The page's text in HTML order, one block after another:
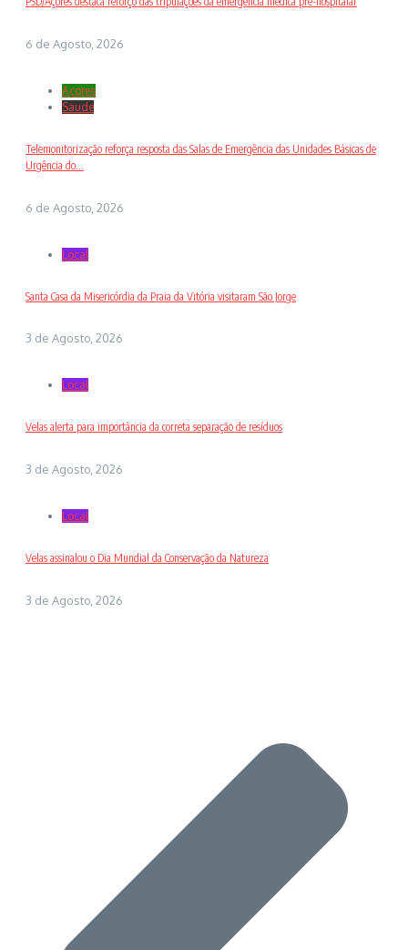
6 de Agosto, 2026
Açores
Saude
Telemonitorização reforça resposta das Salas de Emergência das Unidades Básicas de
Urgência do...
6 de Agosto, 2026
Local
Santa Casa da Misericórdia da Praia da Vitória visitaram São Jorge
3 de Agosto, 2026
Local
Velas alerta para importância da correta separação de resíduos
3 de Agosto, 2026
Local
Velas assinalou o Dia Mundial da Conservação da Natureza
3 de Agosto, 2026